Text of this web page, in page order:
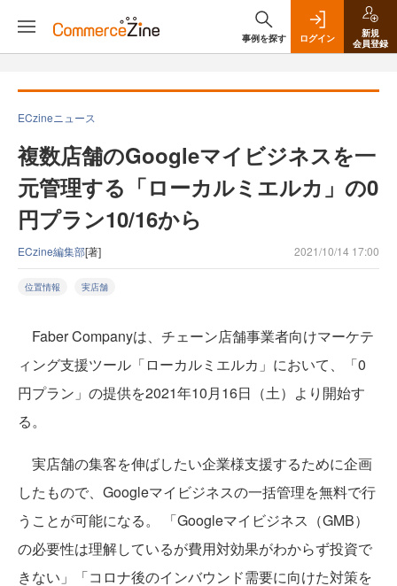
事例を探す ログイン
新規
会員登録
ECzineニュース
複数店舗のGoogleマイビジネスを一
元管理する「ローカルミエルカ」の0
円プラン10/16から
ECzine編集部[著] 2021/10/14 17:00
位置情報 実店舗
Faber Companyは、チェーン店舗事業者向けマーケテ
ィング支援ツール「ローカルミエルカ」において、「0
円プラン」の提供を2021年10月16日（土）より開始す
る。
実店舗の集客を伸ばしたい企業様支援するために企画
したもので、Googleマイビジネスの一括管理を無料で行
うことが可能になる。 「Googleマイビジネス（GMB）
の必要性は理解しているが費用対効果がわからず投資で
きない」「コロナ後のインバウンド需要に向けた対策を